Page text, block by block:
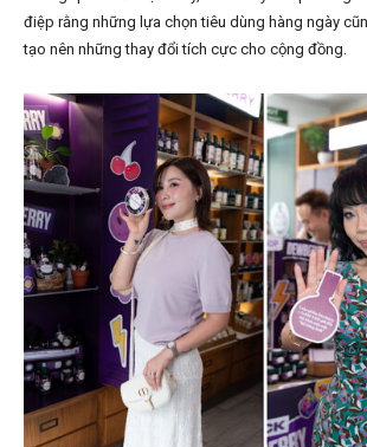
điệp rằng những lựa chọn tiêu dùng hàng ngày
tạo nên những thay đổi tích cực cho cộng đồng.